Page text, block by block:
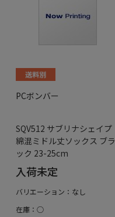
PCボンバー
SQV512 サブリナシェイプ
綿混ミドル丈ソックス ブラ
ック 23-25cm
入荷未定
バリエーション：なし
在庫：○